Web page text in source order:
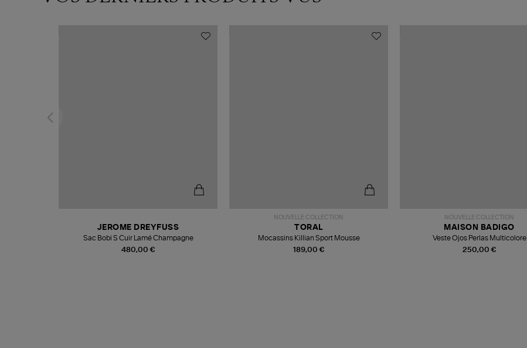
480,00 €
JEROME DREYFUSS
Sac Bobi S Cuir Lamé Champagne
NOUVELLE COLLECTION
189,00 €
TORAL
Mocassins Killian Sport Mousse
NOUVELLE COLLECTION
250,00 €
MAISON BADIGO
Veste Ojos Perlas Multicolore